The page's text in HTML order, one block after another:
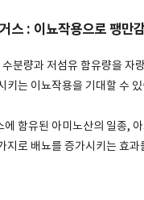
스 : 이뇨작용으로 팽만
분량과 저섬유 함유량을 자
키는 이뇨작용을 기대할 수
에 함유된 아미노산의 일종,
지로 배뇨를 증가시키는 효과